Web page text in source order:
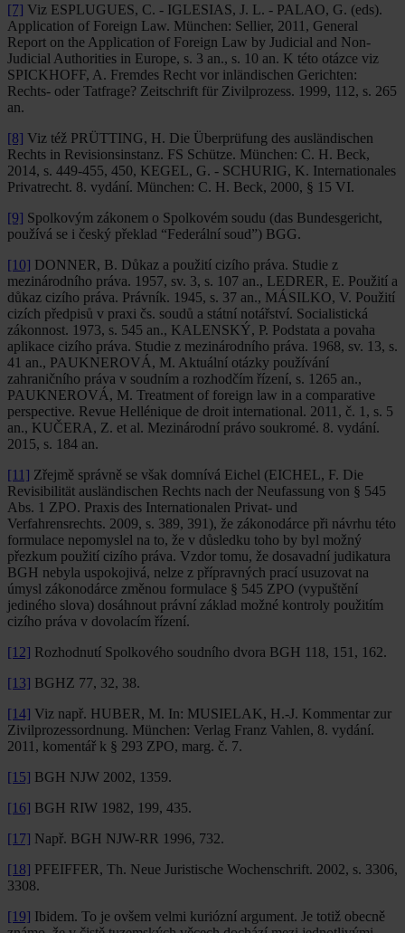
[7] Viz ESPLUGUES, C. - IGLESIAS, J. L. - PALAO, G. (eds).
Application of Foreign Law. München: Sellier, 2011, General
Report on the Application of Foreign Law by Judicial and Non-
Judicial Authorities in Europe, s. 3 an., s. 10 an. K této otázce viz
SPICKHOFF, A. Fremdes Recht vor inländischen Gerichten:
Rechts- oder Tatfrage? Zeitschrift für Zivilprozess. 1999, 112, s. 265
an.
[8] Viz též PRÜTTING, H. Die Überprüfung des ausländischen
Rechts in Revisionsinstanz. FS Schütze. München: C. H. Beck,
2014, s. 449-455, 450, KEGEL, G. - SCHURIG, K. Internationales
Privatrecht. 8. vydání. München: C. H. Beck, 2000, § 15 VI.
[9] Spolkovým zákonem o Spolkovém soudu (das Bundesgericht,
používá se i český překlad “Federální soud”) BGG.
[10] DONNER, B. Důkaz a použití cizího práva. Studie z
mezinárodního práva. 1957, sv. 3, s. 107 an., LEDRER, E. Použití a
důkaz cizího práva. Právník. 1945, s. 37 an., MÁSILKO, V. Použití
cizích předpisů v praxi čs. soudů a státní notářství. Socialistická
zákonnost. 1973, s. 545 an., KALENSKÝ, P. Podstata a povaha
aplikace cizího práva. Studie z mezinárodního práva. 1968, sv. 13, s.
41 an., PAUKNEROVÁ, M. Aktuální otázky používání
zahraničního práva v soudním a rozhodčím řízení, s. 1265 an.,
PAUKNEROVÁ, M. Treatment of foreign law in a comparative
perspective. Revue Hellénique de droit international. 2011, č. 1, s. 5
an., KUČERA, Z. et al. Mezinárodní právo soukromé. 8. vydání.
2015, s. 184 an.
[11] Zřejmě správně se však domnívá Eichel (EICHEL, F. Die
Revisibilität ausländischen Rechts nach der Neufassung von § 545
Abs. 1 ZPO. Praxis des Internationalen Privat- und
Verfahrensrechts. 2009, s. 389, 391), že zákonodárce při návrhu této
formulace nepomyslel na to, že v důsledku toho by byl možný
přezkum použití cizího práva. Vzdor tomu, že dosavadní judikatura
BGH nebyla uspokojivá, nelze z přípravných prací usuzovat na
úmysl zákonodárce změnou formulace § 545 ZPO (vypuštění
jediného slova) dosáhnout právní základ možné kontroly použitím
cizího práva v dovolacím řízení.
[12] Rozhodnutí Spolkového soudního dvora BGH 118, 151, 162.
[13] BGHZ 77, 32, 38.
[14] Viz např. HUBER, M. In: MUSIELAK, H.-J. Kommentar zur
Zivilprozessordnung. München: Verlag Franz Vahlen, 8. vydání.
2011, komentář k § 293 ZPO, marg. č. 7.
[15] BGH NJW 2002, 1359.
[16] BGH RIW 1982, 199, 435.
[17] Např. BGH NJW-RR 1996, 732.
[18] PFEIFFER, Th. Neue Juristische Wochenschrift. 2002, s. 3306,
3308.
[19] Ibidem. To je ovšem velmi kuriózní argument. Je totiž obecně